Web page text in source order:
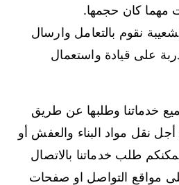
مهما كان حجمها.
نقوم بالتعامل وارسال
على قيادة واستعمال
خدماتنا وطلبها عن طريق
نقل مواد البناء والعفش أو
طلب خدماتنا بالاتصال
مواقع التواصل او صفحات